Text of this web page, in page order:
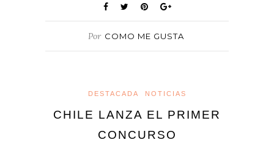
Por COMO ME GUSTA
DESTACADA NOTICIAS
CHILE LANZA EL PRIMER
CONCURSO